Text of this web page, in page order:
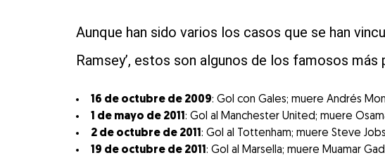
Aunque han sido varios los casos que se han
Ramsey’, estos son algunos de los famosos más
16 de octubre de 2009: Gol con Gales; muere Andrés
1 de mayo de 2011 : Gol al Manchester United; muere
2 de octubre de 2011 : Gol al Tottenham; muere Steve
19 de octubre de 2011 : Gol al Marsella; muere Muamar